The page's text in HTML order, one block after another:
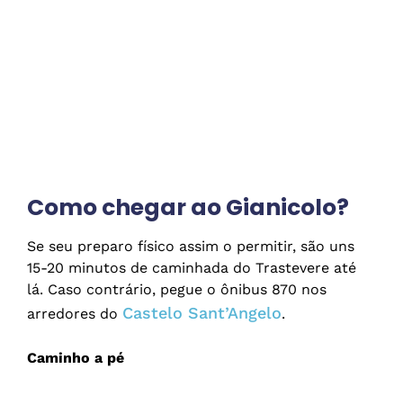
Como chegar ao Gianicolo?
Se seu preparo físico assim o permitir, são uns
15-20 minutos de caminhada do Trastevere até
lá. Caso contrário, pegue o ônibus 870 nos
arredores do Castelo Sant’Angelo.
Caminho a pé